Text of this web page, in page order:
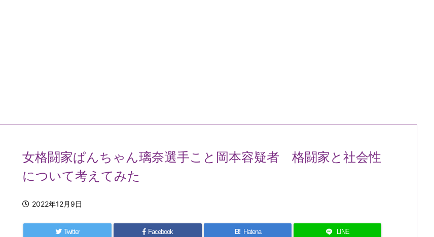
女格闘家ぱんちゃん璃奈選手こと岡本容疑者 格闘家と社会性
について考えてみた
2022年12月9日
Twitter Facebook B! Hatena LINE